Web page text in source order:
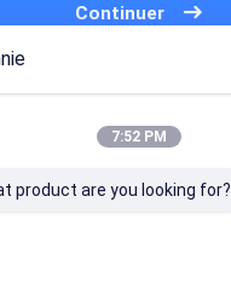
Continuer
7:52 PM
product are you looking for?